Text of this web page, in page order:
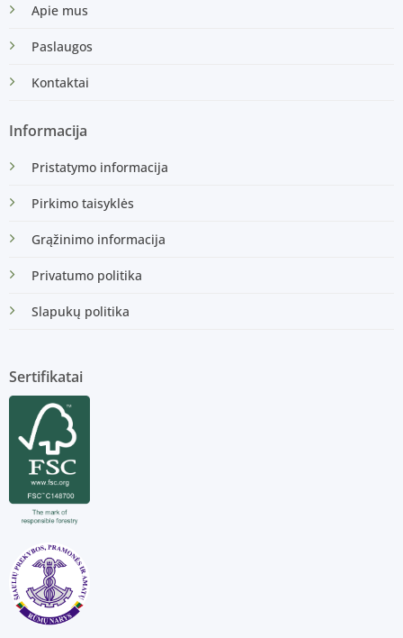
Apie mus
Paslaugos
Kontaktai
Informacija
Pristatymo informacija
Pirkimo taisyklės
Grąžinimo informacija
Privatumo politika
Slapukų politika
Sertifikatai